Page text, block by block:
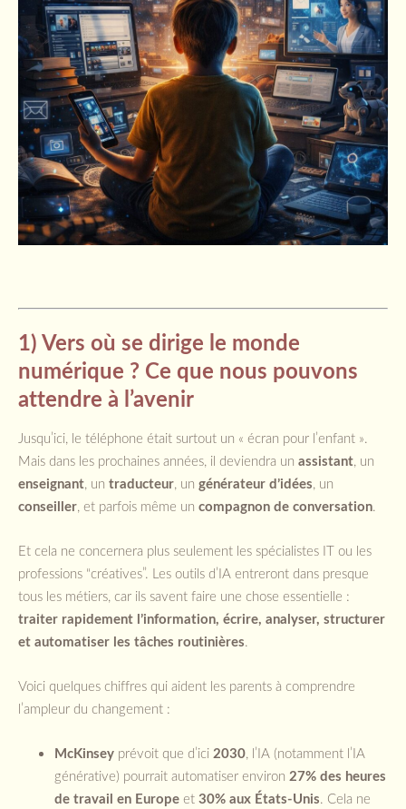
1) Vers où se dirige le monde
numérique ? Ce que nous pouvons
attendre à l’avenir
Jusqu’ici, le téléphone était surtout un « écran pour l’enfant ».
Mais dans les prochaines années, il deviendra un assistant, un
enseignant, un traducteur, un générateur d’idées, un
conseiller, et parfois même un compagnon de conversation.
Et cela ne concernera plus seulement les spécialistes IT ou les
professions “créatives”. Les outils d’IA entreront dans presque
tous les métiers, car ils savent faire une chose essentielle :
traiter rapidement l’information, écrire, analyser, structurer
et automatiser les tâches routinières.
Voici quelques chiffres qui aident les parents à comprendre
l’ampleur du changement :
McKinsey prévoit que d’ici 2030, l’IA (notamment l’IA
générative) pourrait automatiser environ 27% des heures
de travail en Europe et 30% aux États-Unis. Cela ne